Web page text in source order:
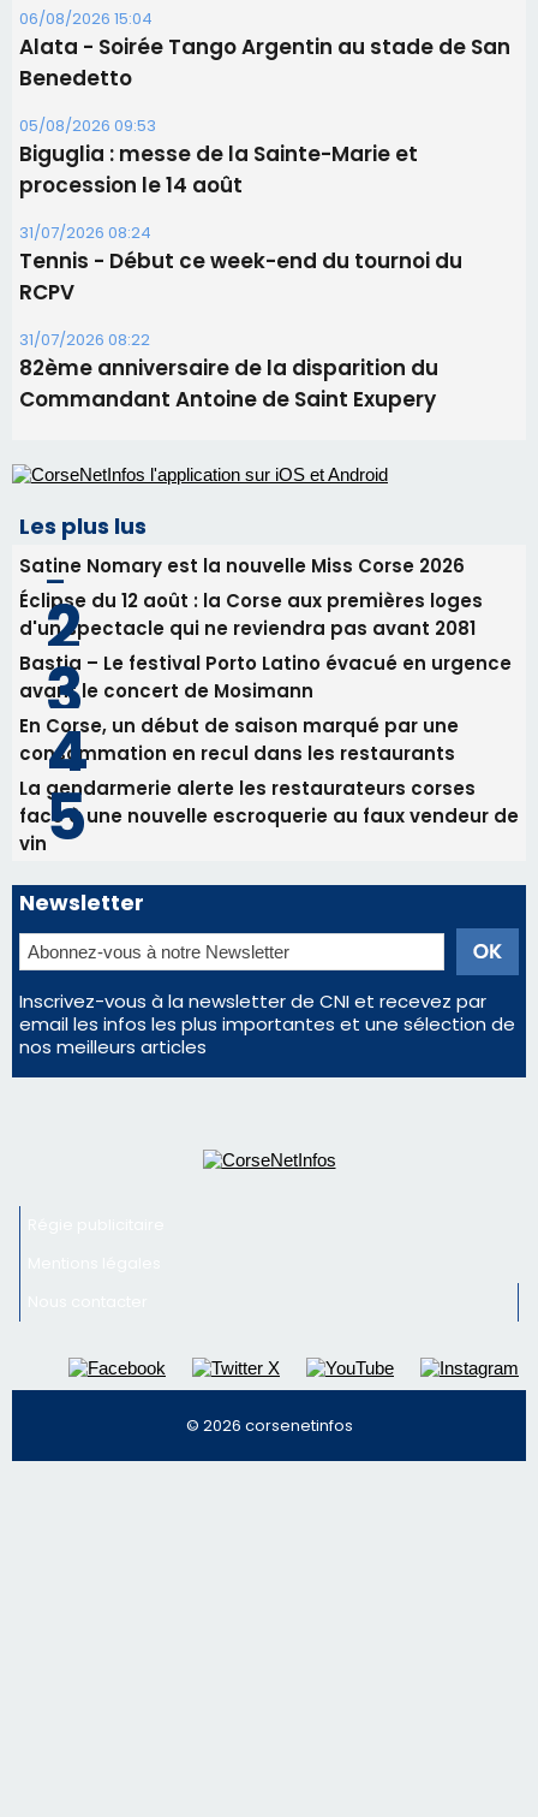
31/07/2026 08:24
Tennis - Début ce week-end du tournoi du
RCPV
31/07/2026 08:22
82ème anniversaire de la disparition du
Commandant Antoine de Saint Exupery
Les plus lus
Satine Nomary est la nouvelle Miss Corse 2026
Éclipse du 12 août : la Corse aux premières loges
d'un spectacle qui ne reviendra pas avant 2081
avant le concert de Mosimann
consommation en recul dans les restaurants
La gendarmerie alerte les restaurateurs corses
face à une nouvelle escroquerie au faux vendeur de
vin
Newsletter
Inscrivez-vous à la newsletter de CNI et recevez par
email les infos les plus importantes et une sélection de
nos meilleurs articles
Régie publicitaire
Mentions légales
Nous contacter